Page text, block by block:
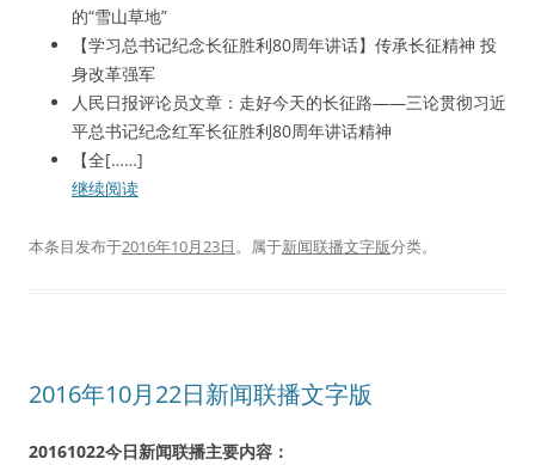
的“雪山草地”
【学习总书记纪念长征胜利80周年讲话】传承长征精神 投
身改革强军
人民日报评论员文章：走好今天的长征路——三论贯彻习近
平总书记纪念红军长征胜利80周年讲话精神
【全[……]
继续阅读
本条目发布于2016年10月23日。属于新闻联播文字版分类。
2016年10月22日新闻联播文字版
20161022今日新闻联播主要内容：